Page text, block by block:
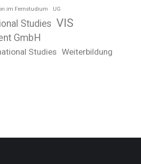
im Fernstudium UG
Studies VIS
GmbH
Studies Weiterbildung